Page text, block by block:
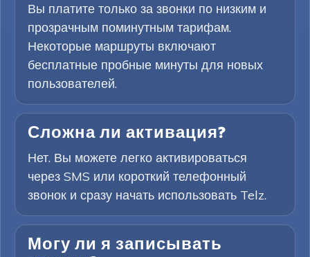
Вы платите только за звонки по низким и
прозрачным поминутным тарифам.
Некоторые маршруты включают
бесплатные пробные минуты для новых
пользователей.
Сложна ли активация?
Нет. Вы можете легко активироваться
через SMS или короткий телефонный
звонок и сразу начать использовать Telz.
Могу ли я записывать